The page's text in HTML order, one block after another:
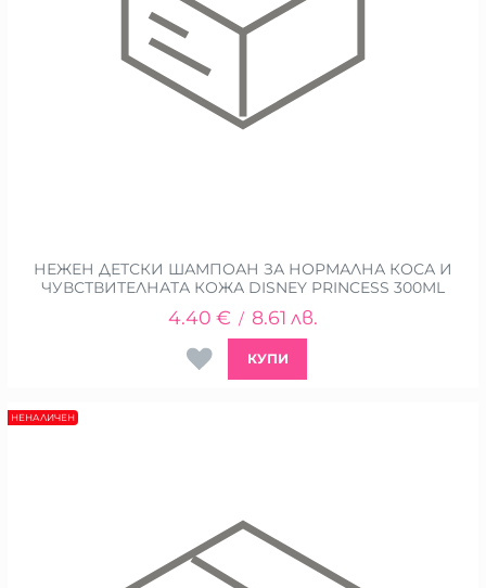
НЕЖЕН ДЕТСКИ ШАМПОАН ЗА НОРМАЛНА КОСА И
ЧУВСТВИТЕЛНАТА КОЖА DISNEY PRINCESS 300ML
4.40 € / 8.61 лв.
КУПИ
НЕНАЛИЧЕН